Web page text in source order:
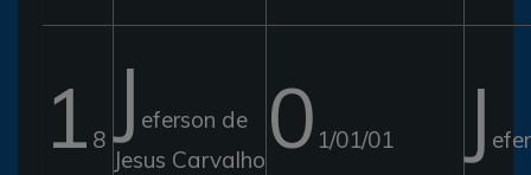
1 8 J eferson de
Jesus Carvalho 0 1/01/01 J